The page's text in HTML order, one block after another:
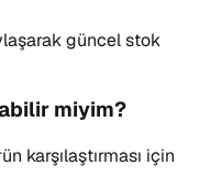
güncel stok
miyim?
karşılaştırması için